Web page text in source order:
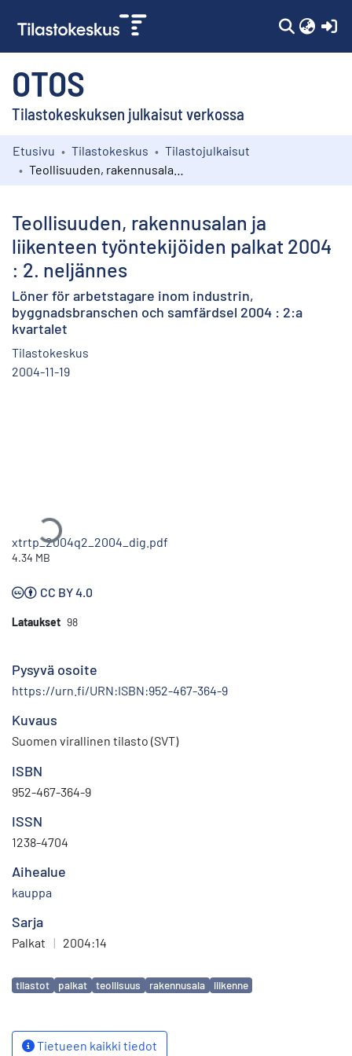
OTOS
Tilastokeskuksen julkaisut verkossa
Kokoelmat
Etusivu Tilastokeskus
Tilastojulkaisut
Teollisuuden, rakennusalan ja
liikenteen työntekijöiden palkat 2004
: 2. neljännes
Löner för arbetstagare inom industrin,
byggnadsbranschen och samfärdsel 2004 : 2:a
kvartalet
Tilastokeskus
2004-11-19
Ladataan...
xtrtp_2004q2_2004_dig.pdf
4.34 MB
CC BY 4.0
Lataukset 98
Pysyvä osoite
https://urn.fi/URN:ISBN:952-467-364-9
Kuvaus
Suomen virallinen tilasto (SVT)
ISBN
952-467-364-9
ISSN
1238-4704
Aihealue
kauppa
Sarja
Palkat | 2004:14
Avainsanat
tilastot palkat teollisuus rakennusala liikenne
Tietueen kaikki tiedot